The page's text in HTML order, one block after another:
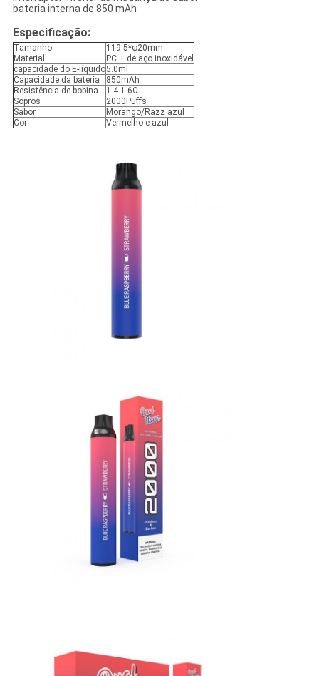
bateria interna de 850 mAh
Especificação:
Tamanho
119.5*φ20mm
Material
PC + de aço inoxidável
capacidade do E-líquido5.0ml
Capacidade da bateria
850mAh
Resistência de bobina
1.4-1.6Ω
Sopros
2000Puffs
Sabor
Morango/Razz azul
Cor
Vermelho e azul